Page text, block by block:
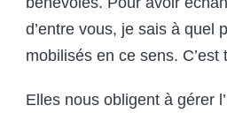
d’entre vous, je sais à quel
mobilisés en ce sens.
Elles nous obligent à gérer